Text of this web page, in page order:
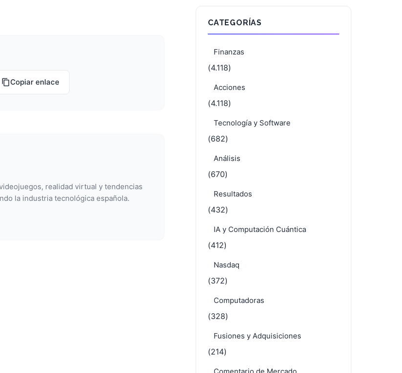
Copiar enlace
realidad virtual y tendencias
la industria tecnológica española.
CATEGORÍAS
Finanzas
Acciones
Tecnología y Software
Análisis
Resultados
IA y Computación Cuántica
Nasdaq
Computadoras
Fusiones y Adquisiciones